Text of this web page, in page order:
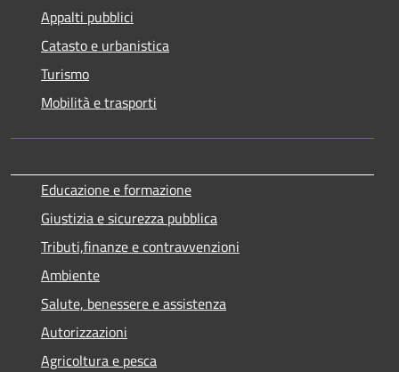
Appalti pubblici
Catasto e urbanistica
Turismo
Mobilità e trasporti
Educazione e formazione
Giustizia e sicurezza pubblica
Tributi,finanze e contravvenzioni
Ambiente
Salute, benessere e assistenza
Autorizzazioni
Agricoltura e pesca